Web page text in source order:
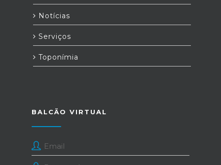
Notícias
Serviços
Toponímia
BALCÃO VIRTUAL